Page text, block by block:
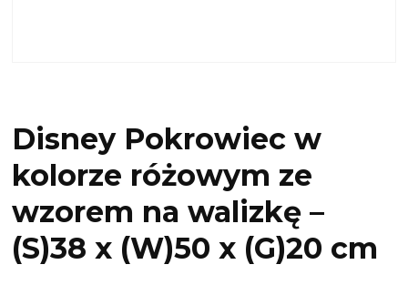
Disney Pokrowiec w
kolorze różowym ze
wzorem na walizkę –
(S)38 x (W)50 x (G)20 cm